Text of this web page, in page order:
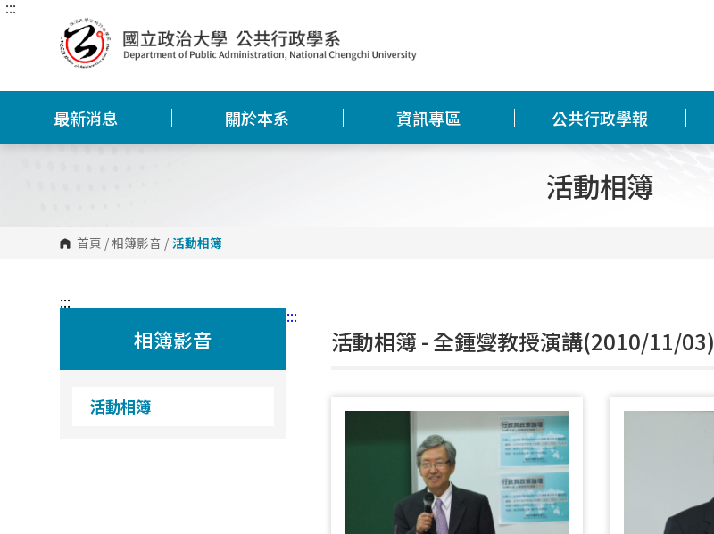
跳
區
:::
最新消息 關於本系 資訊專區 公共行政學報
活動相簿
首頁 /相簿影音 / 活動相簿
:::
相簿影音
活動相簿
:::
活動相簿 - 全鍾燮教授演講(2010/11/03)